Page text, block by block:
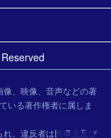
、映像、音声などの著
いる著作権者に属しま
、違反者は民事上及び